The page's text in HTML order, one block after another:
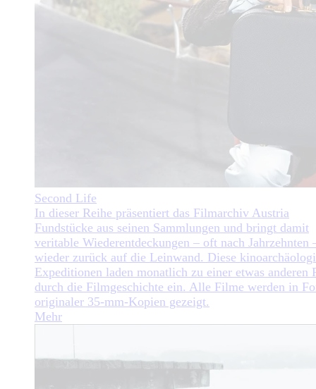
Second Life
In dieser Reihe präsentiert das Filmarchiv Austria
Fundstücke aus seinen Sammlungen und bringt damit
veritable Wiederentdeckungen – oft nach Jahrzehnten
wieder zurück auf die Leinwand. Diese
Expeditionen laden monatlich zu einer etwas anderen
durch die Filmgeschichte ein. Alle Filme werden in
originaler 35-mm-Kopien gezeigt.
Mehr